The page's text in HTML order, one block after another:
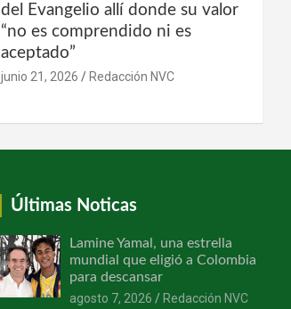
del Evangelio allí donde su valor
“no es comprendido ni es
aceptado”
junio 21, 2026 Redacción NVC
Últimas Noticas
Lamine Yamal, una estrella
mundial que eligió a Colombia
para descansar
agosto 7, 2026
Redacción NVC